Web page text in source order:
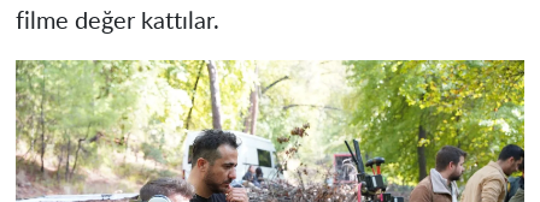
filme değer kattılar.